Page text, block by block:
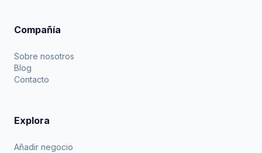
Compañía
Sobre nosotros
Blog
Contacto
Explora
Añadir negocio